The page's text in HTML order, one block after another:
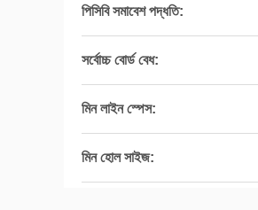
পিসিবি সমাবেশ পদ্ধতি:
সর্বোচ্চ বোর্ড বেধ:
মিন লাইন স্পেস:
মিন হোল সাইজ: